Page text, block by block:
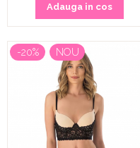
Adauga in cos
-20% NOU